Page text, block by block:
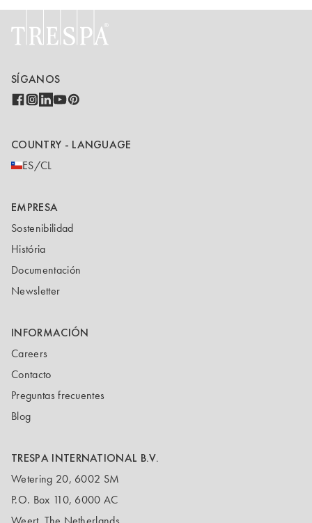
SÍGANOS
COUNTRY - LANGUAGE
ES/CL
EMPRESA
Sostenibilidad
História
Documentación
Newsletter
INFORMACIÓN
Careers
Contacto
Preguntas frecuentes
Blog
TRESPA INTERNATIONAL B.V.
Wetering 20, 6002 SM
P.O. Box 110, 6000 AC